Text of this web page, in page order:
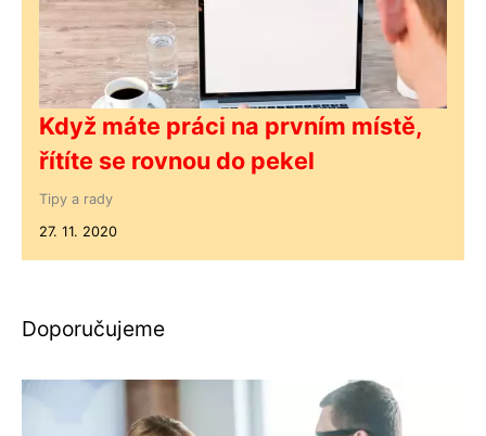
Když máte práci na prvním místě,
řítíte se rovnou do pekel
Tipy a rady
27. 11. 2020
Doporučujeme